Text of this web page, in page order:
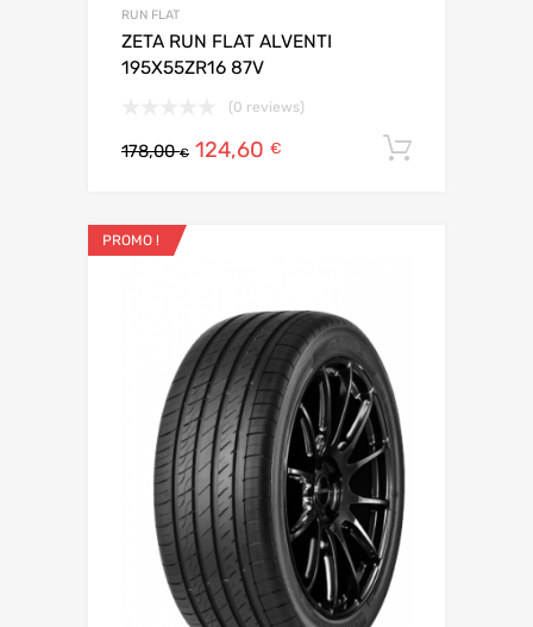
RUN FLAT
ZETA RUN FLAT ALVENTI
195X55ZR16 87V
(0 reviews)
178,00€ 124,60 €
PROMO !